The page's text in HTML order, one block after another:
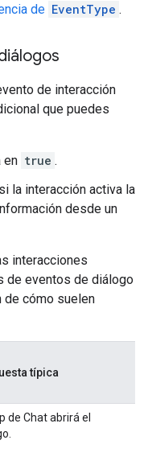
de EventType .
de interacción
que puedes
en true .
la interacción activa la
desde un
interacciones
de eventos de diálogo
de cómo suelen
típica
de Chat abrirá el